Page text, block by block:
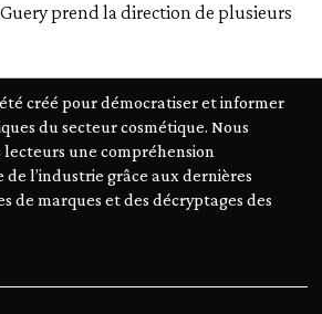
prend la direction de plusieurs
créé pour démocratiser et informer
du secteur cosmétique. Nous
lecteurs une compréhension
l’industrie grâce aux dernières
de marques et des décryptages des